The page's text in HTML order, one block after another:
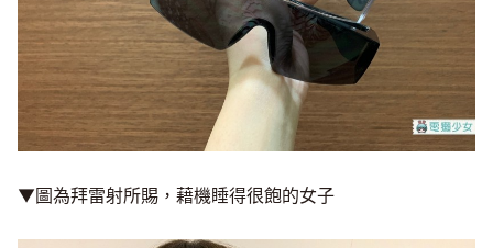
▼圖為拜雷射所賜，藉機睡得很飽的女子